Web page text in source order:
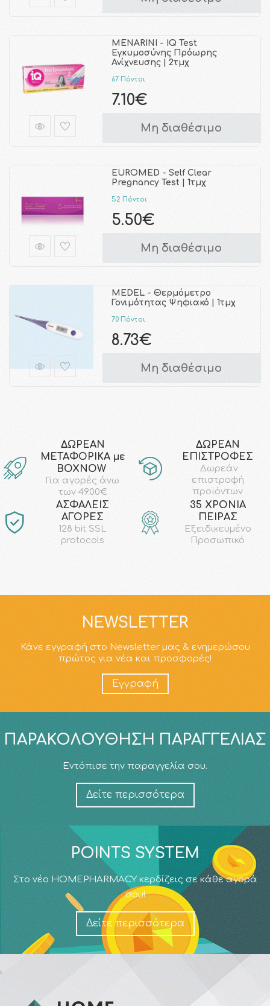
MENARINI - IQ Test
Εγκυμοσύνης Πρόωρης
Ανίχνευσης | 2τμχ
67 Πόντοι
7.10€
Μη διαθέσιμο
EUROMED - Self Clear
Pregnancy Test | 1τμχ
52 Πόντοι
5.50€
Μη διαθέσιμο
MEDEL - Θερμόμετρο
Γονιμότητας Ψηφιακό | 1τμχ
70 Πόντοι
8.73€
Μη διαθέσιμο
ΔΩΡΕΑΝ
ΜΕΤΑΦΟΡΙΚΑ με
ΒΟΧΝΟW
Για αγορές άνω
των 49.00€
ΔΩΡΕΑΝ
ΕΠΙΣΤΡΟΦΕΣ
Δωρεάν
επιστροφή
προϊόντων
AΣΦΑΛΕΙΣ
ΑΓΟΡΕΣ
128 bit SSL
protocols
35 ΧΡΟΝΙΑ
ΠΕΙΡΑΣ
Εξειδικευμένο
Προσωπικό
NEWSLETTER
Κάνε εγγραφή στο Newsletter μας & ενημερώσου
πρώτος για νέα και προσφορές!
Εγγραφή
ΠΑΡΑΚΟΛΟΎΘΗΣΗ ΠΑΡΑΓΓΕΛΊΑΣ
Εντόπισε την παραγγελία σου.
Δείτε περισσότερα
POINTS SYSTEM
Στο νέο HOMEPHARMACY κερδίζεις σε κάθε αγορά
σου!
Δείτε περισσότερα